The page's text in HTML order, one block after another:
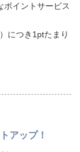
ポイントサービス
につき1ptたまり
アップ！